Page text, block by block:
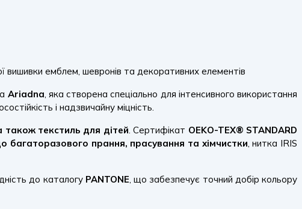
вишивки емблем, шевронів та декоративних елементів
Ariadna, яка створена спеціально для інтенсивного використання
і надзвичайну міцність.
текстиль для дітей. Сертифікат OEKO-TEX® STANDARD
багаторазового прання, прасування та хімчистки, нитка IRIS
до каталогу PANTONE, що забезпечує точний добір кольору